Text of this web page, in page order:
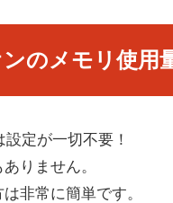
のメモリ使用
定が一切不要！
りません。
非常に簡単です。